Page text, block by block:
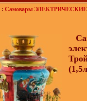
: Самовары ЭЛЕКТРИЧЕСКИЕ